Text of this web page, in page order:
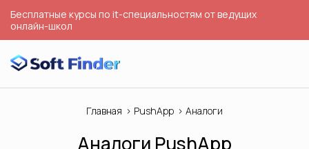
Бесплатные курсы по it-специальностям от ведущих
онлайн-школ
Главная PushApp Аналоги
Аналоги PushApp